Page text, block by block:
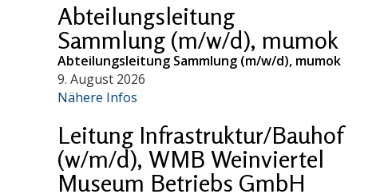
Abteilungsleitung
Sammlung (m/w/d), mumok
Abteilungsleitung Sammlung (m/w/d), mumok
9. August 2026
Nähere Infos
Leitung Infrastruktur/Bauhof
(w/m/d), WMB Weinviertel
Museum Betriebs GmbH